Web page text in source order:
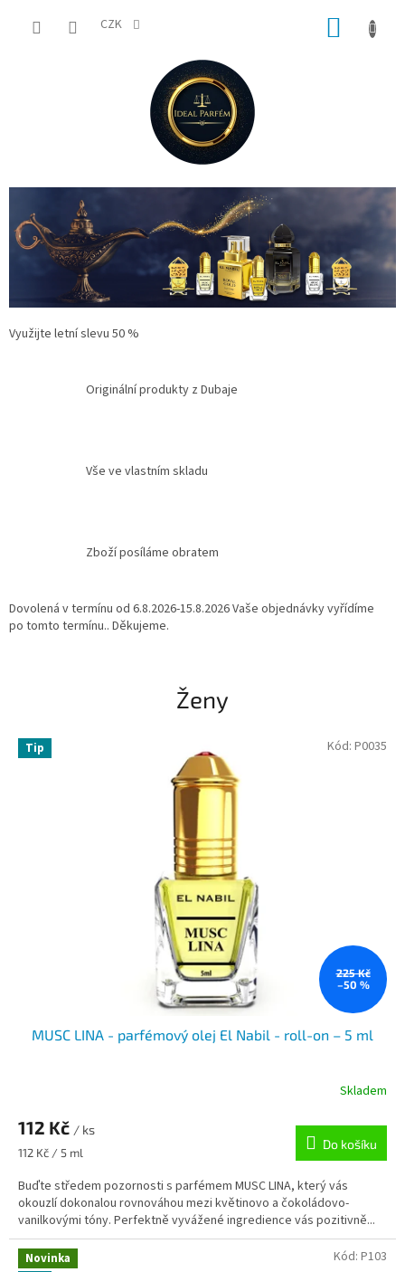
CZK
Využijte letní slevu 50 %
Originální produkty z Dubaje
Vše ve vlastním skladu
Zboží posíláme obratem
Dovolená v termínu od 6.8.2026-15.8.2026 Vaše objednávky vyřídíme
po tomto termínu.. Děkujeme.
Ženy
Tip
225 Kč
–50 %
MUSC LINA - parfémový olej El Nabil - roll-on – 5 ml
Skladem
112 Kč / ks
Měrná
112 Kč / 5 ml
Do košíku
Buďte středem pozornosti s parfémem MUSC LINA, který vás
okouzlí dokonalou rovnováhou mezi květinovo a čokoládovo-
vanilkovými tóny. Perfektně vyvážené ingredience vás pozitivně...
Kód: P0035
Novinka
Kód: P103